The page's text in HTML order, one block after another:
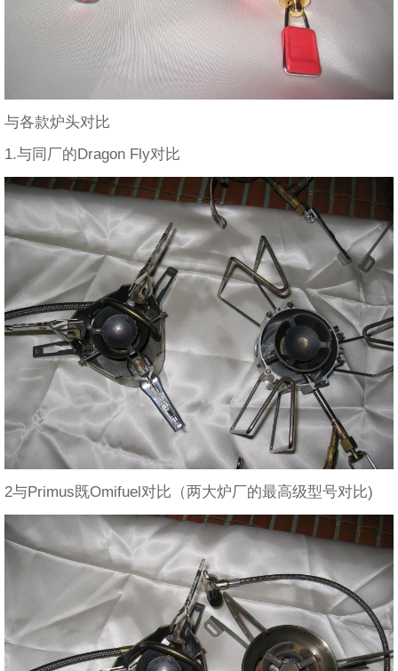
与各款炉头对比
1.与同厂的Dragon Fly对比
2与Primus既Omifuel对比（两大炉厂的最高级型号对比)